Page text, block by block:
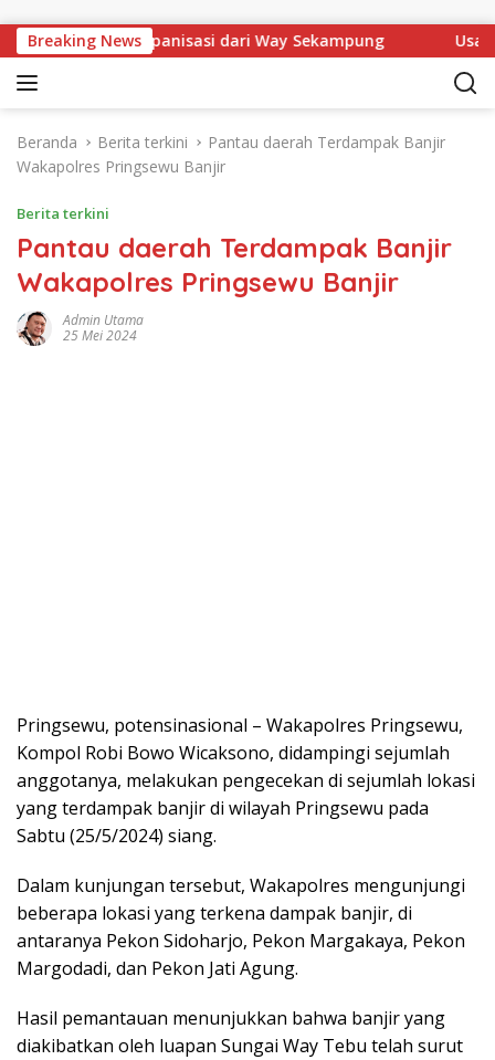
Breaking News
Izin Pompanisasi dari Way Sekampung Usaha
Beranda Berita terkini
Pantau daerah Terdampak Banjir
Wakapolres Pringsewu Banjir
Berita terkini
Pantau daerah Terdampak Banjir
Wakapolres Pringsewu Banjir
Admin Utama
25 Mei 2024
Pringsewu, potensinasional – Wakapolres Pringsewu,
Kompol Robi Bowo Wicaksono, didampingi sejumlah
anggotanya, melakukan pengecekan di sejumlah lokasi
yang terdampak banjir di wilayah Pringsewu pada
Sabtu (25/5/2024) siang.
Dalam kunjungan tersebut, Wakapolres mengunjungi
beberapa lokasi yang terkena dampak banjir, di
antaranya Pekon Sidoharjo, Pekon Margakaya, Pekon
Margodadi, dan Pekon Jati Agung.
Hasil pemantauan menunjukkan bahwa banjir yang
diakibatkan oleh luapan Sungai Way Tebu telah surut